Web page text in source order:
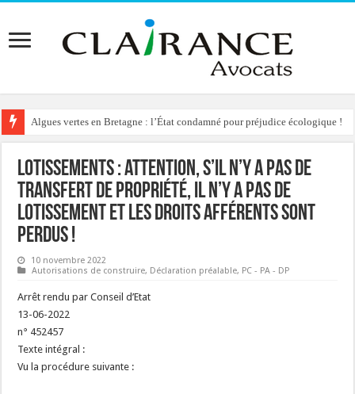
Algues vertes en Bretagne : l’État condamné pour préjudice écologique !
Reconstruction de chalets d’alpage : le préfet condamné à délivrer
Lotissements : attention, s’il n’y a pas de
transfert de propriété, il n’y a pas de
lotissement et les droits afférents sont
perdus !
10 novembre 2022
Autorisations de construire, Déclaration préalable, PC - PA - DP
Arrêt rendu par Conseil d’Etat
13-06-2022
n° 452457
Texte intégral :
Vu la procédure suivante :